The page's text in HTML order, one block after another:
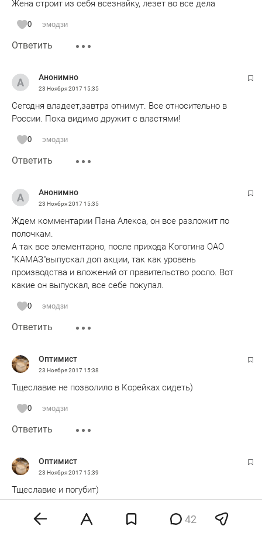
Жена строит из себя всезнайку, лезет во все дела
0 эмодзи
Ответить
Анонимно
23 Ноября 201715:35
Сегодня владеет,завтра отнимут. Все относительно в
России. Пока видимо дружит с властями!
0 эмодзи
Ответить
Анонимно
23 Ноября 201715:35
Ждем комментарии Пана Алекса, он все разложит по
полочкам.
А так все элементарно, после прихода Когогина ОАО
"КАМАЗ"выпускал доп акции, так как уровень
производства и вложений от правительство росло. Вот
какие он выпускал, все себе покупал.
0 эмодзи
Ответить
Оптимист
23 Ноября 201715:38
Тщеславие не позволило в Корейках сидеть)
0 эмодзи
Ответить
Оптимист
23 Ноября 201715:39
Тщеславие и погубит)
42